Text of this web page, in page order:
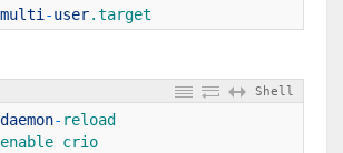
multi -user.target
Shell
daemon- reload
enable crio